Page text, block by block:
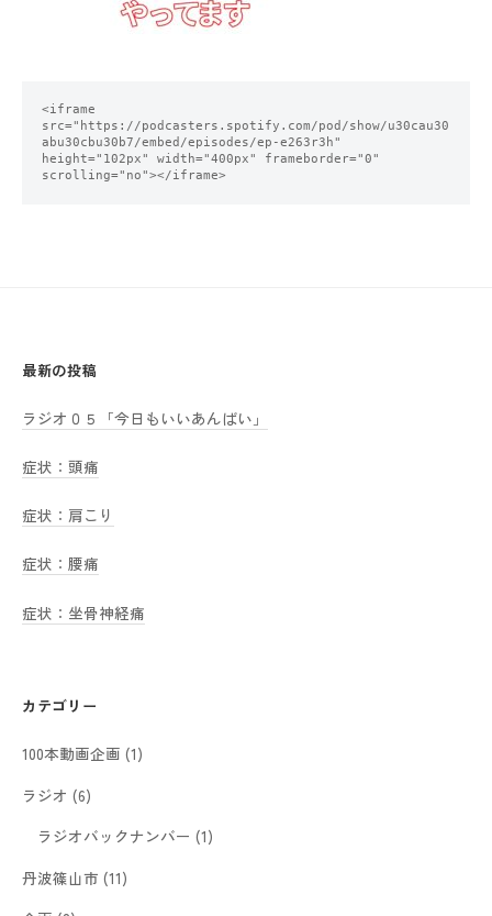
<iframe
src="https://podcasters.spotify.com/pod/show/u30cau30
abu30cbu30b7/embed/episodes/ep-e263r3h"
height="102px" width="400px" frameborder="0"
scrolling="no"></iframe>
最新の投稿
ラジオ０５「今日もいいあんばい」
症状：頭痛
症状：肩こり
症状：腰痛
症状：坐骨神経痛
カテゴリー
100本動画企画 (1)
ラジオ (6)
ラジオバックナンバー (1)
丹波篠山市 (11)